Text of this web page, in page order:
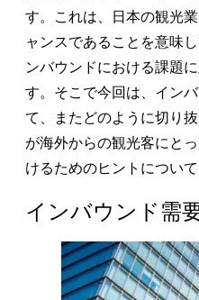
す。これは、日本の観光
ャンスであることを意味
ンバウンドにおける課題
す。そこで今回は、イン
て、またどのように切り
が海外からの観光客にと
けるためのヒントについ
インバウンド需